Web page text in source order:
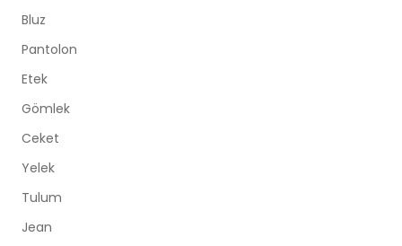
Bluz
Pantolon
Etek
Gömlek
Ceket
Yelek
Tulum
Jean